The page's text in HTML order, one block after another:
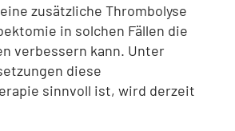
zusätzliche Thrombolyse
in solchen Fällen die
verbessern kann. Unter
diese
sinnvoll ist, wird derzeit